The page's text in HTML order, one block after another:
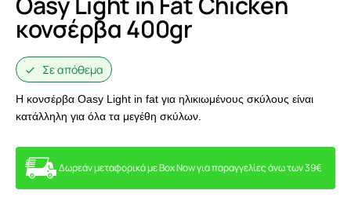
κονσέρβα 400gr
Σε απόθεμα
Η κονσέρβα Oasy Light in fat για ηλικιωμένους σκύλους είναι
κατάλληλη για όλα τα μεγέθη σκύλων.
Δωρεάν μεταφορικά με Box Now για παραγγελίες άνω των 39€